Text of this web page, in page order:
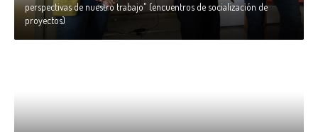
perspectivas de nuestro trabajo" (encuentros de socialización de
proyectos)